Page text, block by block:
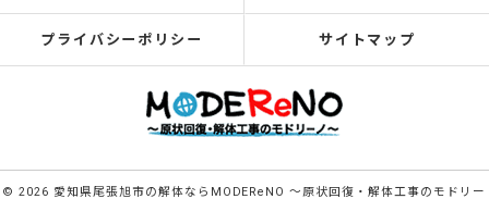
プライバシーポリシー サイトマップ
© 2026 愛知県尾張旭市の解体ならMODEReNO ～原状回復・解体工事のモドリー